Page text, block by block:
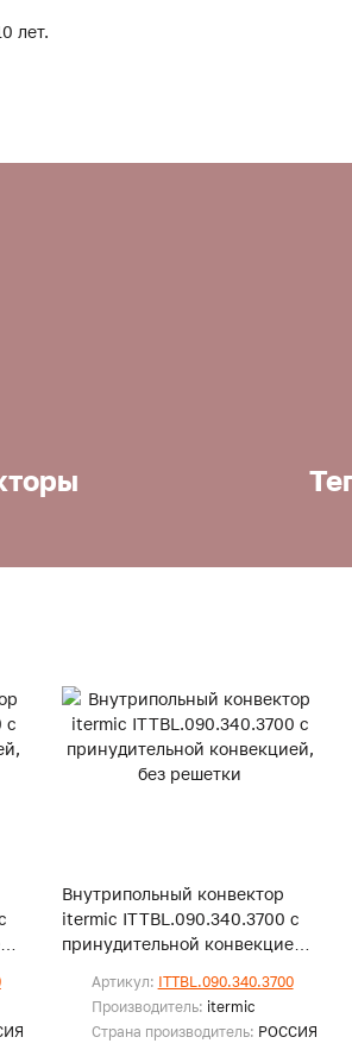
лет.
Внутрипольный конвектор
itermic ITTBL.090.340.3700 с
принудительной конвекцией,
Артикул: ITTBL.090.340.3700
Производитель: itermic
Страна производитель: РОССИЯ